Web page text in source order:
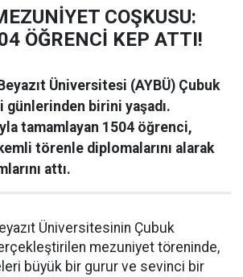
COŞKUSU:
ÖĞRENCİ KEP ATTI!
Üniversitesi (AYBÜ) Çubuk
birini yaşadı.
tamamlayan 1504 öğrenci,
törenle diplomalarını alarak
attı.
Üniversitesinin Çubuk
mezuniyet töreninde,
büyük bir gurur ve sevinci bir